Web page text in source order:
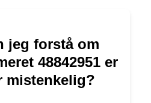
jeg forstå om
48842951 er
mistenkelig?